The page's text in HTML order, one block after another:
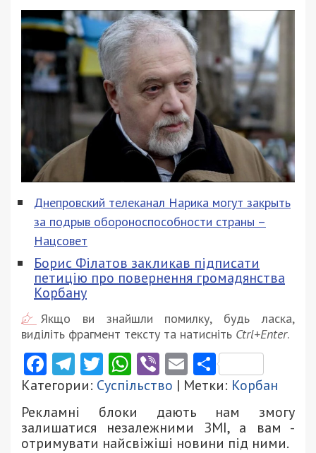
Днепровский телеканал Нарика могут закрыть
за подрыв обороноспособности страны –
Нацсовет
Борис Філатов закликав підписати
петицію про повернення громадянства
Корбану
Якщо ви знайшли помилку, будь ласка,
виділіть фрагмент тексту та натисніть Ctrl+Enter.
Facebook
Telegram
Twitter
WhatsApp
ViberEmail
Категории: Суспільство | Метки: Корбан
Рекламні блоки дають нам змогу
залишатися незалежними ЗМІ, а вам -
отримувати найсвіжіші новини під ними.